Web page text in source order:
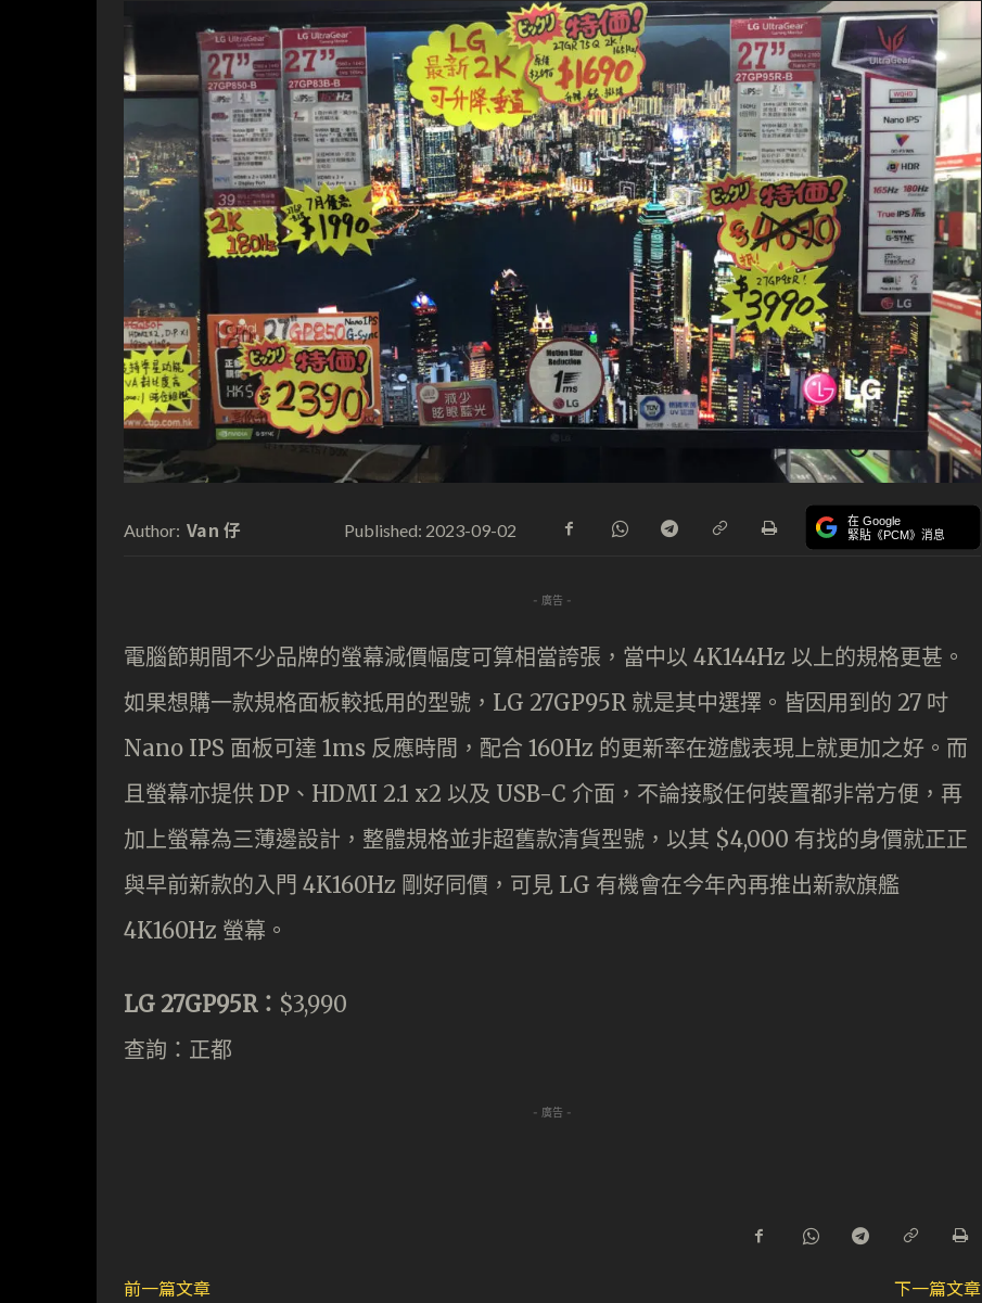
Author: Van 仔 Published: 2023-09-02 在 Google
緊貼《PCM》消息
- 廣告 -
電腦節期間不少品牌的螢幕減價幅度可算相當誇張，當中以 4K144Hz 以上的規格更甚。
如果想購一款規格面板較抵用的型號，LG 27GP95R 就是其中選擇。皆因用到的 27 吋
Nano IPS 面板可達 1ms 反應時間，配合 160Hz 的更新率在遊戲表現上就更加之好。而
且螢幕亦提供 DP、HDMI 2.1 x2 以及 USB-C 介面，不論接駁任何裝置都非常方便，再
加上螢幕為三薄邊設計，整體規格並非超舊款清貨型號，以其 $4,000 有找的身價就正正
與早前新款的入門 4K160Hz 剛好同價，可見 LG 有機會在今年內再推出新款旗艦
4K160Hz 螢幕。
LG 27GP95R： $3,990
查詢：正都
- 廣告 -
前一篇文章
下一篇文章